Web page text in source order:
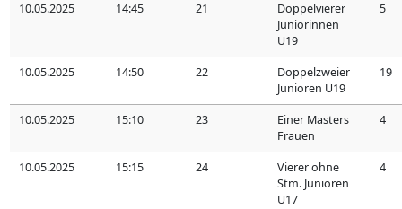
10.05.2025 14:45 21
Doppelvierer
Juniorinnen
U19
5
10.05.2025 14:50 22
Doppelzweier
Junioren U19
19
10.05.2025 15:10 23
Einer Masters
Frauen
4
10.05.2025 15:15 24
Vierer ohne
Stm. Junioren
U17
4